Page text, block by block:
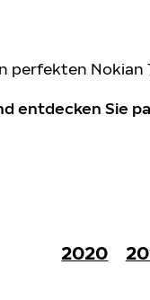
perfekten Nokian
entdecken
2020